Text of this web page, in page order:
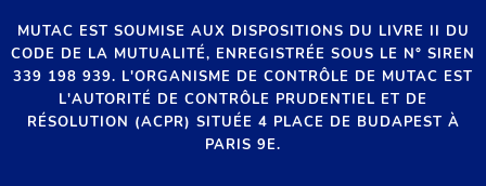
MUTAC EST SOUMISE AUX DISPOSITIONS DU LIVRE II DU
CODE DE LA MUTUALITÉ, ENREGISTRÉE SOUS LE N° SIREN
339 198 939. L'ORGANISME DE CONTRÔLE DE MUTAC EST
L'AUTORITÉ DE CONTRÔLE PRUDENTIEL ET DE
RÉSOLUTION (ACPR) SITUÉE 4 PLACE DE BUDAPEST À
PARIS 9E.